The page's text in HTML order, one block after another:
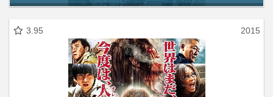
3.95 2015